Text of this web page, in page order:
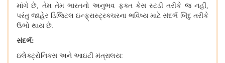
માંગે છે
તેમ તેમ ભારતનો અનુભવ ફક્ત કેસ સ્ટડી તરીકે જ નહીં
પરંતુ જાહેર ડિજિટલ ઇન્ફ્રાસ્ટ્રક્ચરના ભવિષ્ય માટે સંદર્ભ બિંદુ તરીકે
ઉભો થાય છે
સંદર્ભ:
ઇલેક્ટ્રોનિક્સ અને આઇટી મંત્રાલય: